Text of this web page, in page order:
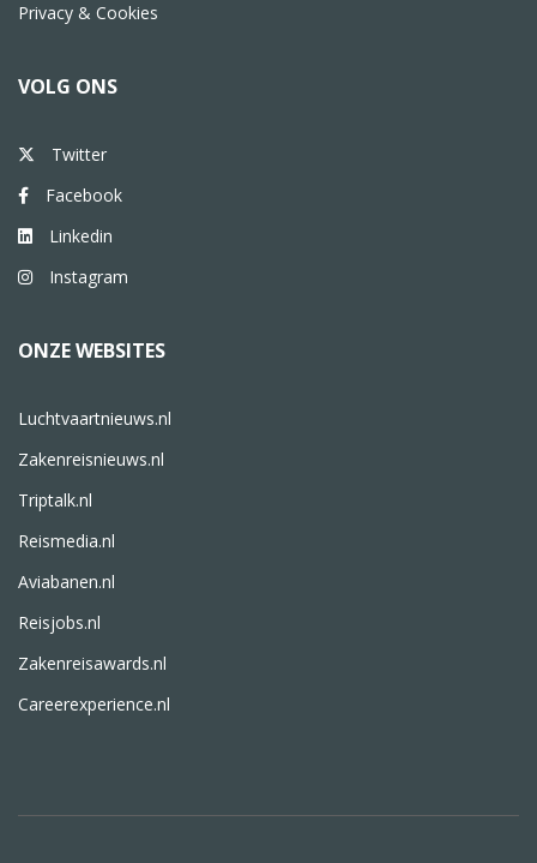
Privacy & Cookies
VOLG ONS
Twitter
Facebook
Linkedin
Instagram
ONZE WEBSITES
Luchtvaartnieuws.nl
Zakenreisnieuws.nl
Triptalk.nl
Reismedia.nl
Aviabanen.nl
Reisjobs.nl
Zakenreisawards.nl
Careerexperience.nl